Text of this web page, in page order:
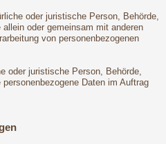
oder juristische Person, Behörde,
oder gemeinsam mit anderen
von personenbezogenen
oder juristische Person, Behörde,
Daten im Auftrag